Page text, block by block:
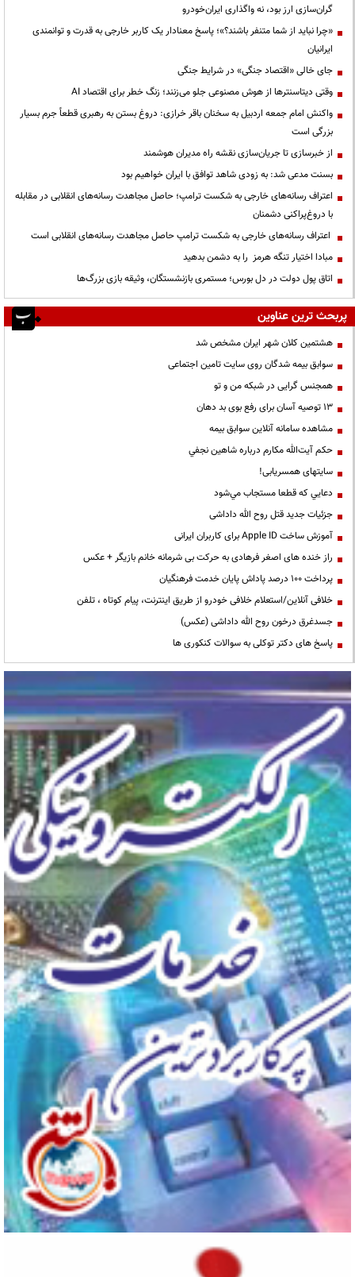
گران‌سازی ارز بود، نه واگذاری ایران‌خودرو
«چرا نباید از شما متنفر باشند؟»؛ پاسخ معنادار یک کاربر خارجی به قدرت و توانمندی
ایرانیان
جای خالی «اقتصاد جنگی» در شرایط جنگی
وقتی دیتاسنترها از هوش مصنوعی جلو می‌زنند؛ زنگ خطر برای اقتصاد AI
واکنش امام جمعه اردبیل به سخنان باقر خرازی: دروغ بستن به رهبری قطعاً جرم بسیار
بزرگی است
از خبرسازی تا جریان‌سازی نقشه راه مدیران هوشمند
بسنت مدعی شد: به زودی شاهد توافق با ایران خواهیم بود
اعتراف رسانه‌های خارجی به شکست ترامپ؛ حاصل مجاهدت رسانه‌های انقلابی در مقابله
با دروغ‌پراکنی دشمنان
اعتراف رسانه‌های خارجی به شکست ترامپ حاصل مجاهدت رسانه‌های انقلابی است
مبادا اختیار تنگه هرمز را به دشمن بدهید
اتاق پول دولت در دل بورس؛ مستمری بازنشستگان، وثیقه بازی بزرگ‌ها
پربحث ترین عناوین
هشتمین کلان شهر ایران مشخص شد
سوابق بیمه شدگان روی سایت تامین اجتماعی
همجنس گرایی در شبکه من و تو
13 توصیه آسان برای رفع بوی بد دهان
مشاهده سامانه آنلاين سوابق بیمه
حكم آيت‌الله مكارم درباره شاهين نجفي
سایتهای همسریابی!
دعايي كه قطعا مستجاب مي‌شود
جزئیات جدید قتل روح الله داداشی
آموزش ساخت Apple ID برای کاربران ایرانی
راز خنده های اصغر فرهادی به حرکت بی شرمانه خانم بازیگر + عکس
پرداخت ۱۰۰ درصد پاداش پایان خدمت فرهنگیان
خلافی آنلاین/استعلام خلافی خودرو از طریق اینترنت، پیام کوتاه ، تلفن
جسدغرق درخون روح الله داداشی (عکس)
پاسخ های دکتر توکلی به سوالات کنکوری ها